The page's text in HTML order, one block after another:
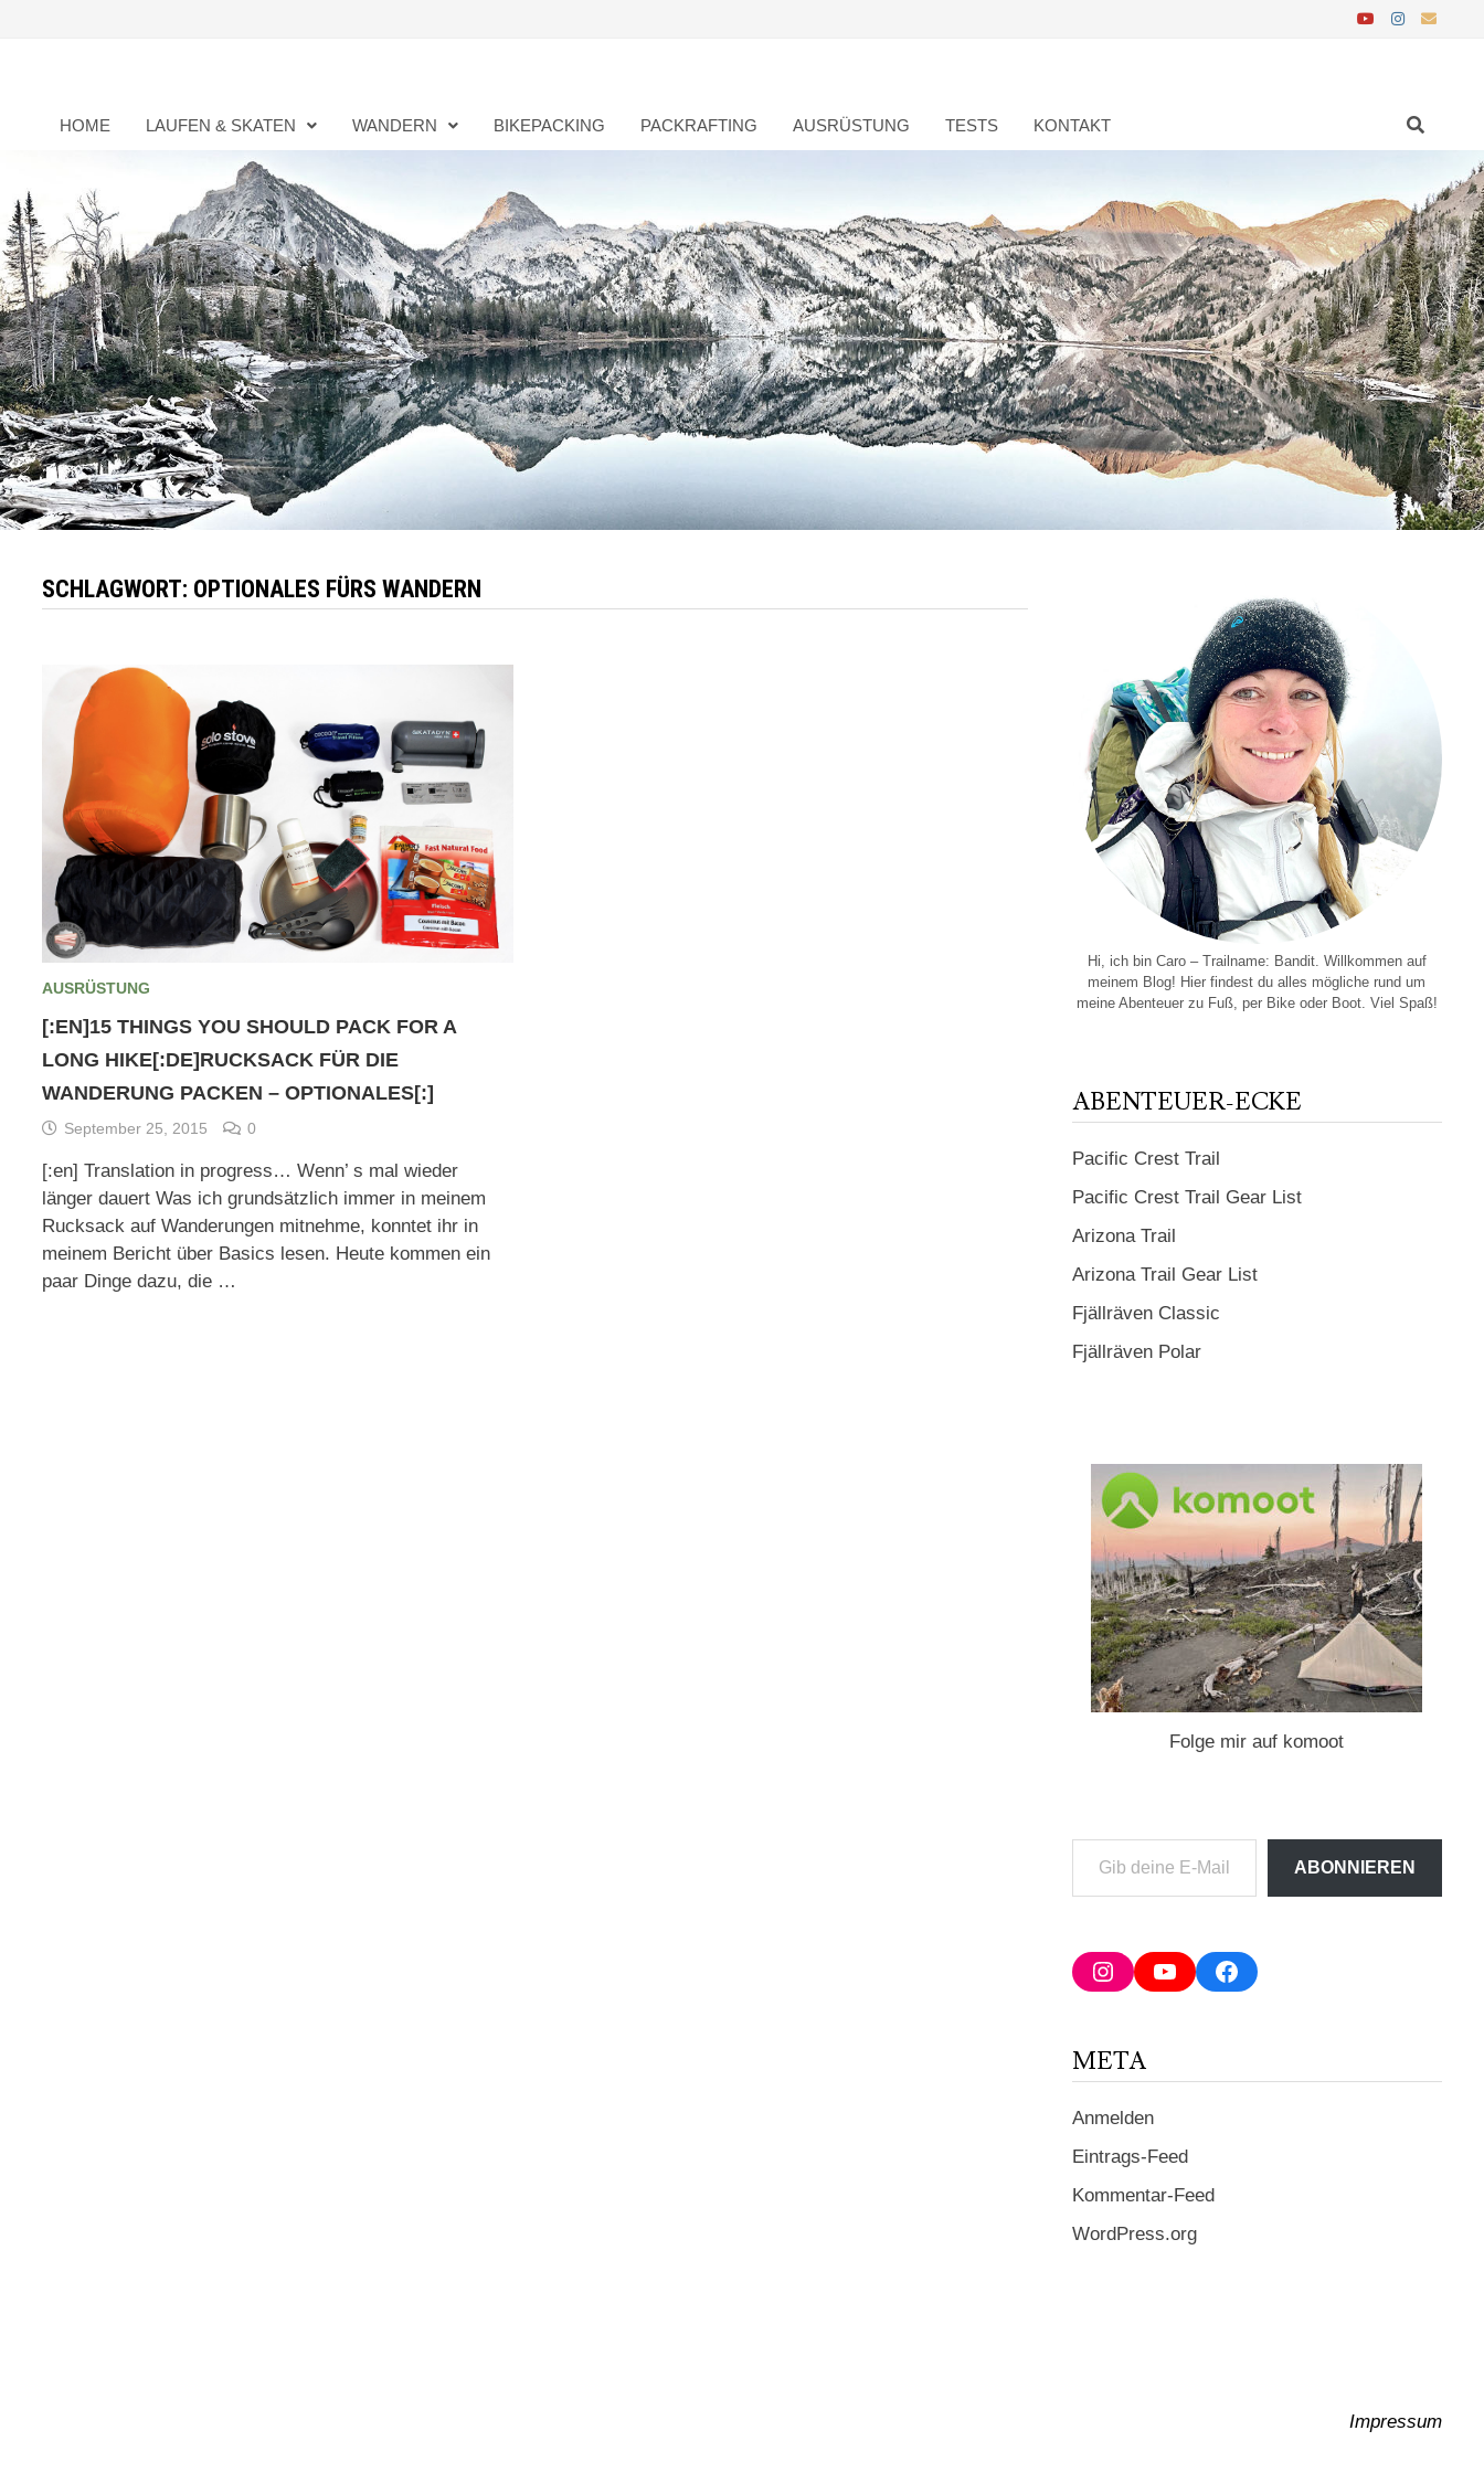
HOME LAUFEN & SKATEN WANDERN BIKEPACKING PACKRAFTING AUSRÜSTUNG TESTS KONTAKT
SCHLAGWORT: OPTIONALES FÜRS WANDERN
AUSRÜSTUNG
[:EN]15 THINGS YOU SHOULD PACK FOR A
LONG HIKE[:DE]RUCKSACK FÜR DIE
WANDERUNG PACKEN – OPTIONALES[:]
September 25, 2015 0
[:en] Translation in progress… Wenn’ s mal wieder
länger dauert Was ich grundsätzlich immer in meinem
Rucksack auf Wanderungen mitnehme, konntet ihr in
meinem Bericht über Basics lesen. Heute kommen ein
paar Dinge dazu, die …
Hi, ich bin Caro – Trailname: Bandit. Willkommen auf
meinem Blog! Hier findest du alles mögliche rund um
meine Abenteuer zu Fuß, per Bike oder Boot. Viel Spaß!
ABENTEUER-ECKE
Pacific Crest Trail
Pacific Crest Trail Gear List
Arizona Trail
Arizona Trail Gear List
Fjällräven Classic
Fjällräven Polar
Folge mir auf komoot
deine
Adresse
ein ...
ABONNIEREN
InstagramYouTubeFacebook
META
Anmelden
Eintrags-Feed
Kommentar-Feed
WordPress.org
Impressum